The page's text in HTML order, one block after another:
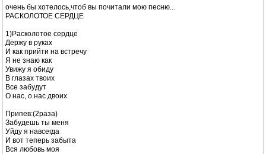
очень бы хотелось,чтоб вы почитали мою песню...
РАСКОЛОТОЕ СЕРДЦЕ
1)Расколотое сердце
Держу в руках
И как прийти на встречу
Я не знаю как
Увижу я обиду
В глазах твоих
Все забудут
О нас, о нас двоих
Припев:(2раза)
Забудешь ты меня
Уйду я навсегда
И вот теперь забыта
Вся любовь моя